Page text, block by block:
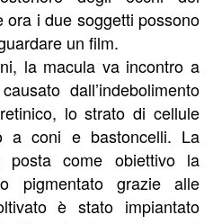
ora i due soggetti possono
un film.
la macula va incontro a
dall’indebolimento
lo strato di cellule
a coni e bastoncelli. La
come obiettivo la
pigmentato grazie alle
è stato impiantato